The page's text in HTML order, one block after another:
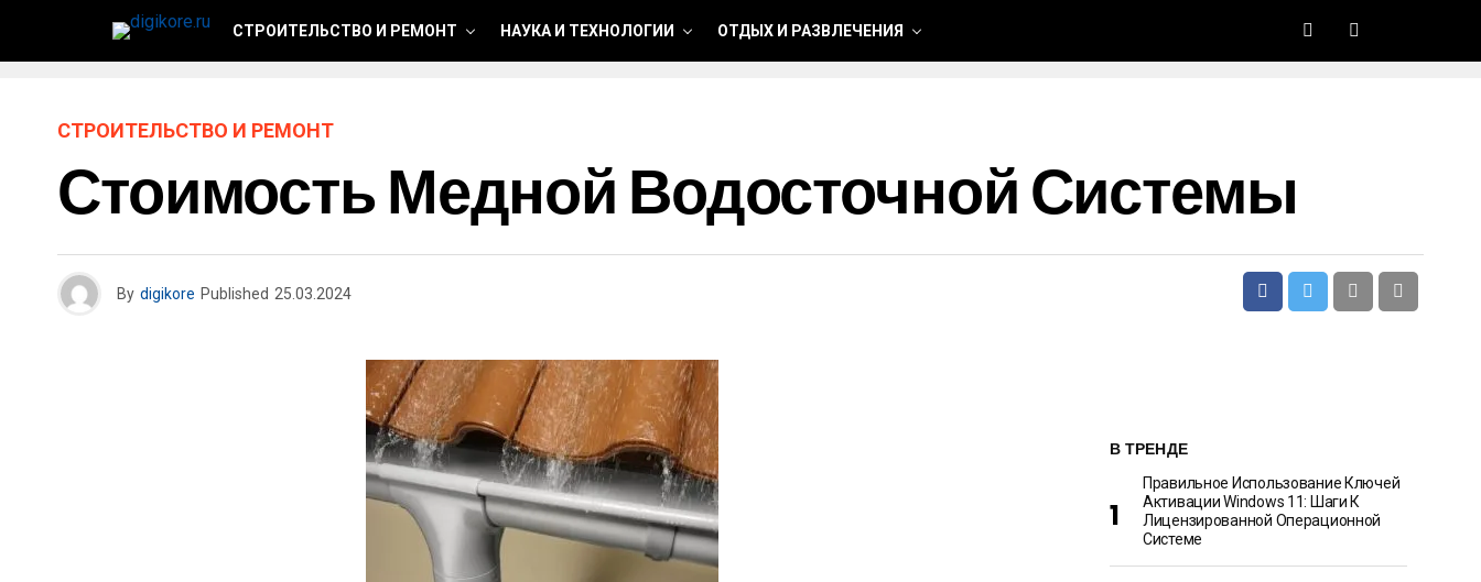
СТРОИТЕЛЬСТВО И РЕМОНТ НАУКА И ТЕХНОЛОГИИ ОТДЫХ И РАЗВЛЕЧЕНИЯ
СТРОИТЕЛЬСТВО И РЕМОНТ
Стоимость Медной Водосточной Системы
By digikore Published 25.03.2024
В ТРЕНДЕ
Правильное Использование Ключей
Активации Windows 11: Шаги К
Лицензированной Операционной
Системе